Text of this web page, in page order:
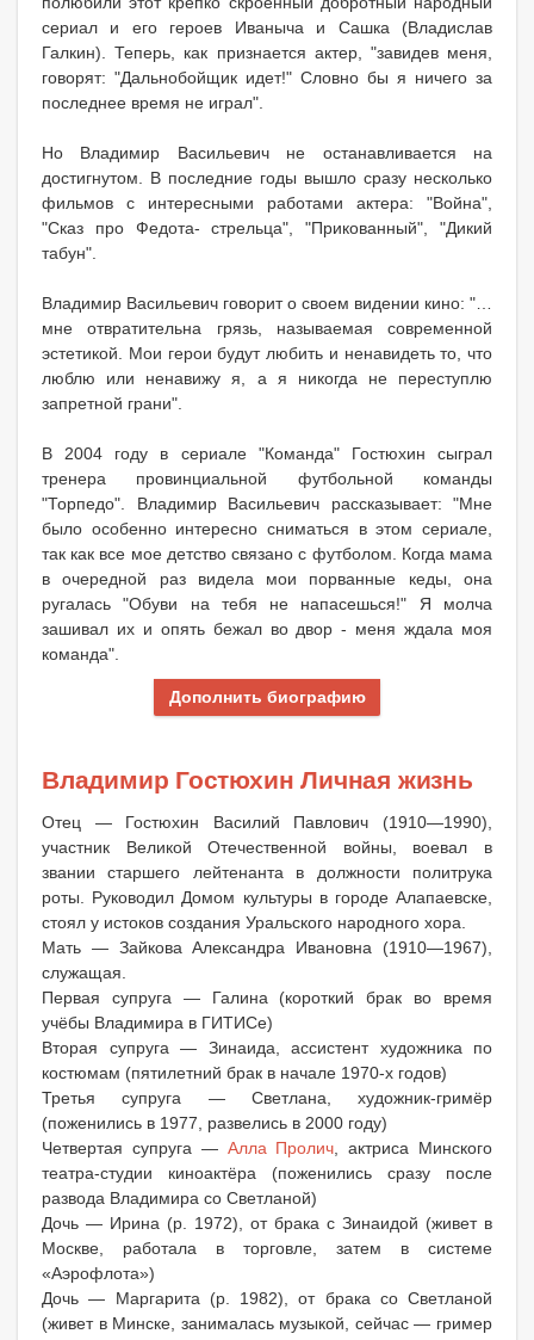
сериал и его героев Иваныча и Сашка (Владислав
Галкин). Теперь, как признается актер, "завидев меня,
говорят: "Дальнобойщик идет!" Словно бы я ничего за
последнее время не играл".
Но Владимир Васильевич не останавливается на
достигнутом. В последние годы вышло сразу несколько
фильмов с интересными работами актера: "Война",
"Сказ про Федота- стрельца", "Прикованный", "Дикий
табун".
Владимир Васильевич говорит о своем видении кино: "…
мне отвратительна грязь, называемая современной
эстетикой. Мои герои будут любить и ненавидеть то, что
люблю или ненавижу я, а я никогда не переступлю
запретной грани".
В 2004 году в сериале "Команда" Гостюхин сыграл
тренера провинциальной футбольной команды
"Торпедо". Владимир Васильевич рассказывает: "Мне
было особенно интересно сниматься в этом сериале,
так как все мое детство связано с футболом. Когда мама
в очередной раз видела мои порванные кеды, она
ругалась "Обуви на тебя не напасешься!" Я молча
зашивал их и опять бежал во двор - меня ждала моя
команда".
Дополнить биографию
Владимир Гостюхин Личная жизнь
Отец — Гостюхин Василий Павлович (1910—1990),
участник Великой Отечественной войны, воевал в
звании старшего лейтенанта в должности политрука
роты. Руководил Домом культуры в городе Алапаевске,
стоял у истоков создания Уральского народного хора.
Мать — Зайкова Александра Ивановна (1910—1967),
служащая.
Первая супруга — Галина (короткий брак во время
учёбы Владимира в ГИТИСе)
Вторая супруга — Зинаида, ассистент художника по
костюмам (пятилетний брак в начале 1970-х годов)
Третья супруга — Светлана, художник-гримёр
(поженились в 1977, развелись в 2000 году)
Четвертая супруга — Алла Пролич , актриса Минского
театра-студии киноактёра (поженились сразу после
развода Владимира со Светланой)
Дочь — Ирина (р. 1972), от брака с Зинаидой (живет в
Москве, работала в торговле, затем в системе
«Аэрофлота»)
Дочь — Маргарита (р. 1982), от брака со Светланой
(живет в Минске, занималась музыкой, сейчас — гример